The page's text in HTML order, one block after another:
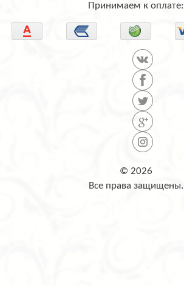
Принимаем к оплате:
© 2026
Все права защищены.